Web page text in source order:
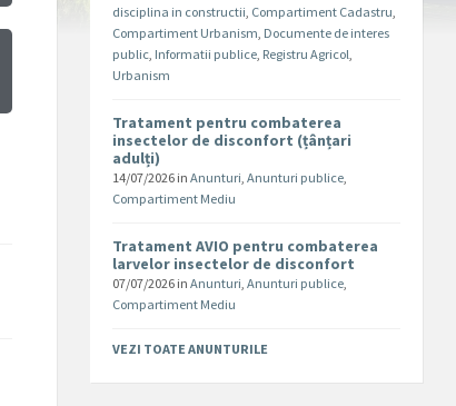
disciplina in constructii, Compartiment Cadastru,
Compartiment Urbanism, Documente de interes
public, Informatii publice, Registru Agricol,
Urbanism
Tratament pentru combaterea
insectelor de disconfort (țânțari
adulți)
14/07/2026 inAnunturi,Anunturi publice,
Compartiment Mediu
Tratament AVIO pentru combaterea
larvelor insectelor de disconfort
07/07/2026 inAnunturi,Anunturi publice,
Compartiment Mediu
VEZI TOATE ANUNTURILE